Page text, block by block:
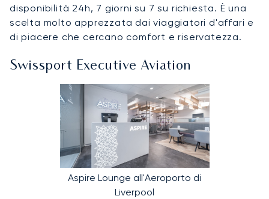
disponibilità 24h, 7 giorni su 7 su richiesta. È una
scelta molto apprezzata dai viaggiatori d'affari e
di piacere che cercano comfort e riservatezza.
Swissport Executive Aviation
Aspire Lounge all'Aeroporto di
Liverpool